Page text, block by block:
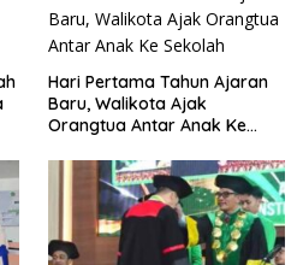
Hari Pertama Tahun Ajaran
Baru, Walikota Ajak
Orangtua Antar Anak Ke